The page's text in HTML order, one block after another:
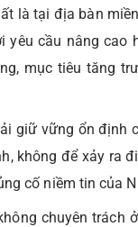
là tại địa bàn
yêu cầu nâng
mục tiêu tăng
giữ vững ổn
không để xảy ra
cố niềm tin của
chuyên trách